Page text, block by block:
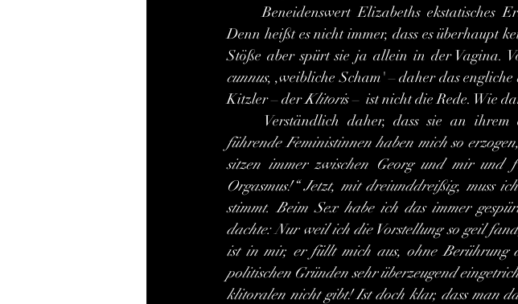
	Beneidenswert Elizabeths ekstatisches Erlebnis! Beneidenswert, aber auch problematisch!
Denn heißt es nicht immer, dass es überhaupt
cunnus, ,weibliche Scham' – daher das engliche
Kitzler – der Klitoris –  ist nicht die Rede. Wie
Verständlich daher, dass sie an
führende Feministinnen haben mich so
sitzen immer zwischen Georg und mir
Orgasmus!“ Jetzt, mit dreiunddreißig, muss
stimmt. Beim Sex habe ich das immer
dachte: Nur weil ich die Vorstellung so geil
ist in mir, er füllt mich aus, ohne
politischen Gründen sehr überzeugend
klitoralen nicht gibt! Ist doch klar, dass man